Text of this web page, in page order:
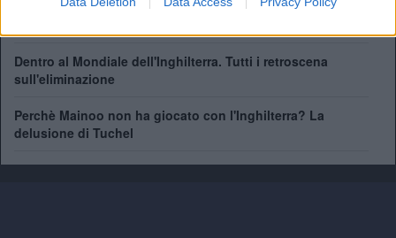
Perchè l'Inghilterra non esonera Tuchel? Dalla clausola ad
Dentro al Mondiale dell'Inghilterra. Tutti i retroscena
sull'eliminazione
Perchè Mainoo non ha giocato con l'Inghilterra? La
delusione di Tuchel